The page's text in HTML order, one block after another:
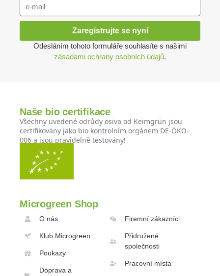
Zaregistrujte se nyní
Odesláním tohoto formuláře souhlasíte s našimi
zásadami ochrany osobních údajů.
Naše bio certifikace
Všechny uvedené odrůdy osiva od Keimgrün jsou
certifikovány jako bio kontrolním orgánem DE-ÖKO-
006 a jsou pravidelně testovány!
Microgreen Shop
O nás
Klub Microgreen
Poukazy
Doprava a
Firemní zákazníci
Přidružené
společnosti
Pracovní místa